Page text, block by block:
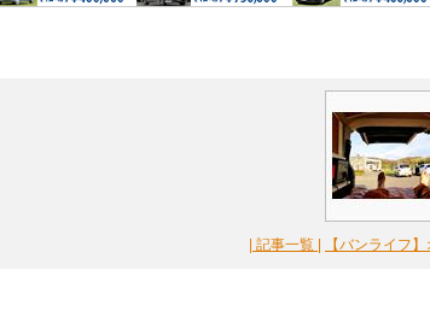
| 記事一覧 | 【バンライフ